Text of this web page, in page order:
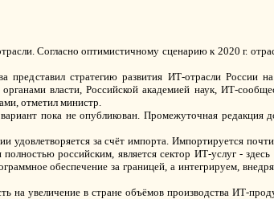
Согласно оптимистичному сценарию к 2020 г.
представил стратегию развития ИТ-отрасли России
власти, Российской академией наук, ИТ-
отметил министр.
пока не опубликован. Промежуточная редакция
за счёт импорта. Импортируется
российским, является сектор ИТ-услуг - здесь
обеспечение за границей, а интегрируем,
на увеличение в стране объёмов производства ИТ-